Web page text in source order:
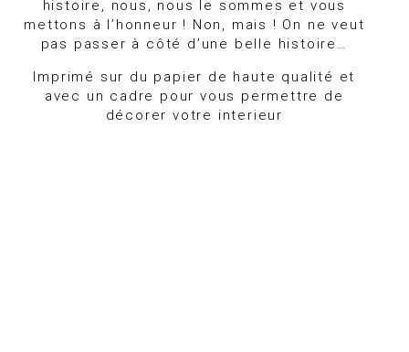
histoire, nous, nous le sommes et vous
mettons à l’honneur ! Non, mais ! On ne veut
pas passer à côté d’une belle histoire…
Imprimé sur du papier de haute qualité et
avec un cadre pour vous permettre de
décorer votre interieur